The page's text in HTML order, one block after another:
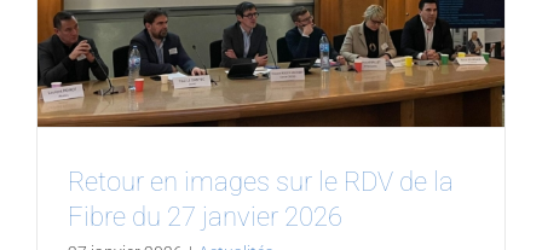
Retour en images sur le RDV de la
Fibre du 27 janvier 2026